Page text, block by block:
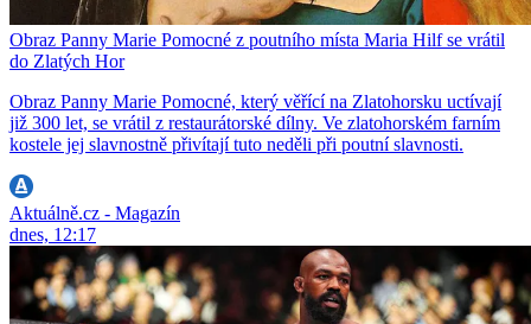
Obraz Panny Marie Pomocné z poutního místa Maria Hilf se vrátil
do Zlatých Hor
Obraz Panny Marie Pomocné, který věřící na Zlatohorsku uctívají
již 300 let, se vrátil z restaurátorské dílny. Ve zlatohorském farním
kostele jej slavnostně přivítají tuto neděli při poutní slavnosti.
Aktuálně.cz - Magazín
dnes, 12:17